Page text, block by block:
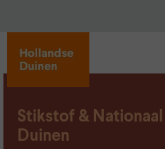
Stikstof &
Duinen